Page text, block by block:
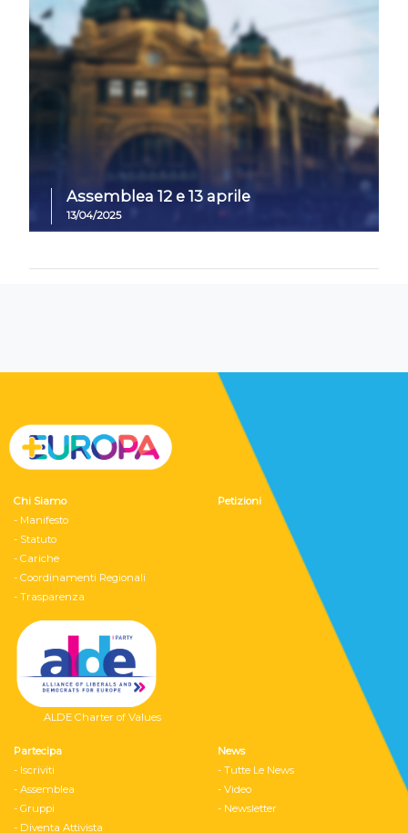
Assemblea 12 e 13 aprile
13/04/2025
Chi Siamo
- Manifesto
- Statuto
- Cariche
- Coordinamenti Regionali
- Trasparenza
ALDE Charter of Values
Petizioni
Partecipa
- Iscriviti
- Assemblea
- Gruppi
- Diventa Attivista
News
- Tutte Le News
- Video
- Newsletter